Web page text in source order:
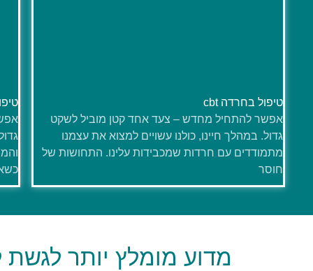
טיפול בחרדה cbt
אפשר להתחיל מחדש – צעד אחד קטן מוביל לשקט
גדול. במהלך חיינו, כולנו עשויים למצוא את עצמנו
מתמודדים עם חרדות שמכבידות עלינו. התחושות של
חוסר
מדוע מומלץ יותר לגשת